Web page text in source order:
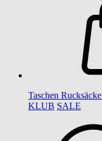
Taschen Rucksäcke
KLUB SALE